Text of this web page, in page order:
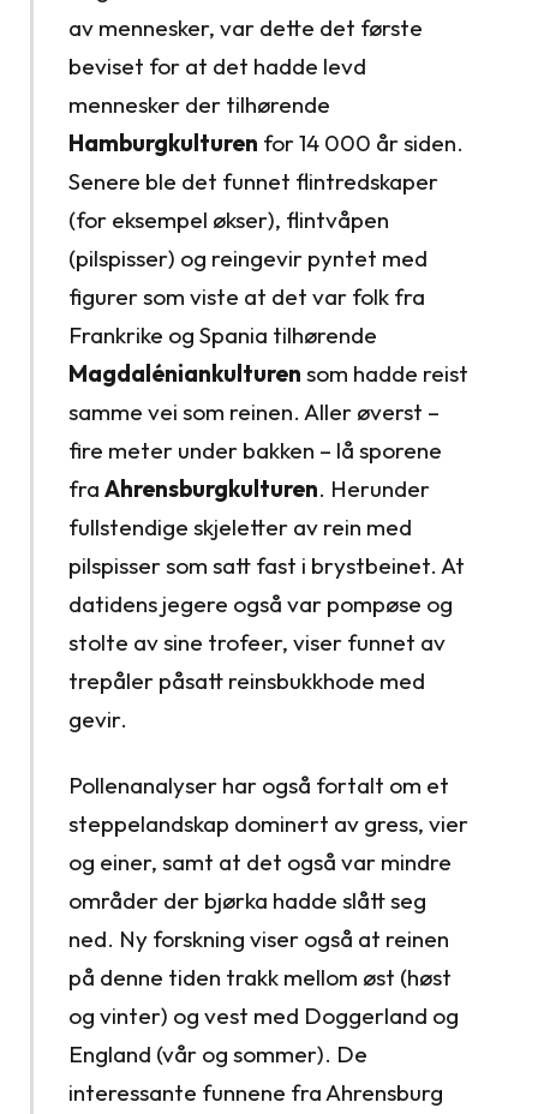
av mennesker, var dette det første
beviset for at det hadde levd
mennesker der tilhørende
Hamburgkulturen for 14 000 år siden.
Senere ble det funnet flintredskaper
(for eksempel økser), flintvåpen
(pilspisser) og reingevir pyntet med
figurer som viste at det var folk fra
Frankrike og Spania tilhørende
Magdaléniankulturen som hadde reist
samme vei som reinen. Aller øverst –
fire meter under bakken – lå sporene
fra Ahrensburgkulturen. Herunder
fullstendige skjeletter av rein med
pilspisser som satt fast i brystbeinet. At
datidens jegere også var pompøse og
stolte av sine trofeer, viser funnet av
trepåler påsatt reinsbukkhode med
gevir.
Pollenanalyser har også fortalt om et
steppelandskap dominert av gress, vier
og einer, samt at det også var mindre
områder der bjørka hadde slått seg
ned. Ny forskning viser også at reinen
på denne tiden trakk mellom øst (høst
og vinter) og vest med Doggerland og
England (vår og sommer). De
interessante funnene fra Ahrensburg